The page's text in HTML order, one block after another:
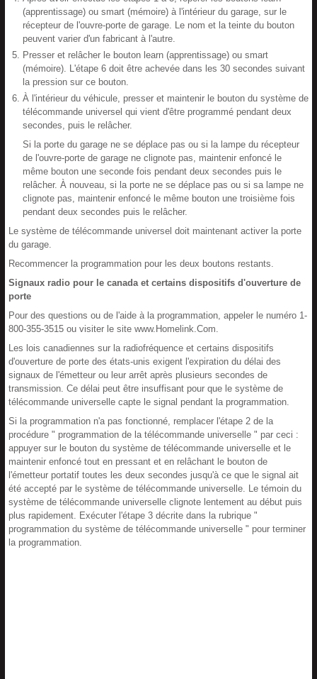
(apprentissage) ou smart (mémoire) à l'intérieur du garage, sur le
récepteur de l'ouvre-porte de garage. Le nom et la teinte du bouton
peuvent varier d'un fabricant à l'autre.
Presser et relâcher le bouton learn (apprentissage) ou smart
(mémoire). L'étape 6 doit être achevée dans les 30 secondes suivant
la pression sur ce bouton.
À l'intérieur du véhicule, presser et maintenir le bouton du système de
télécommande universel qui vient d'être programmé pendant deux
secondes, puis le relâcher.
Si la porte du garage ne se déplace pas ou si la lampe du récepteur
de l'ouvre-porte de garage ne clignote pas, maintenir enfoncé le
même bouton une seconde fois pendant deux secondes puis le
relâcher. À nouveau, si la porte ne se déplace pas ou si sa lampe ne
clignote pas, maintenir enfoncé le même bouton une troisième fois
pendant deux secondes puis le relâcher.
Le système de télécommande universel doit maintenant activer la porte
du garage.
Recommencer la programmation pour les deux boutons restants.
Signaux radio pour le canada et certains dispositifs d'ouverture de
porte
Pour des questions ou de l'aide à la programmation, appeler le numéro 1-
800-355-3515 ou visiter le site www.Homelink.Com.
Les lois canadiennes sur la radiofréquence et certains dispositifs
d'ouverture de porte des états-unis exigent l'expiration du délai des
signaux de l'émetteur ou leur arrêt après plusieurs secondes de
transmission. Ce délai peut être insuffisant pour que le système de
télécommande universelle capte le signal pendant la programmation.
Si la programmation n'a pas fonctionné, remplacer l'étape 2 de la
procédure " programmation de la télécommande universelle " par ceci :
appuyer sur le bouton du système de télécommande universelle et le
maintenir enfoncé tout en pressant et en relâchant le bouton de
l'émetteur portatif toutes les deux secondes jusqu'à ce que le signal ait
été accepté par le système de télécommande universelle. Le témoin du
système de télécommande universelle clignote lentement au début puis
plus rapidement. Exécuter l'étape 3 décrite dans la rubrique "
programmation du système de télécommande universelle " pour terminer
la programmation.